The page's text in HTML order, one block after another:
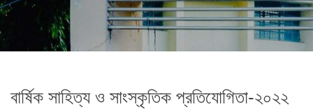
বার্ষিক সাহিত্য ও সাংস্কৃতিক প্রতিযোগিতা-২০২২